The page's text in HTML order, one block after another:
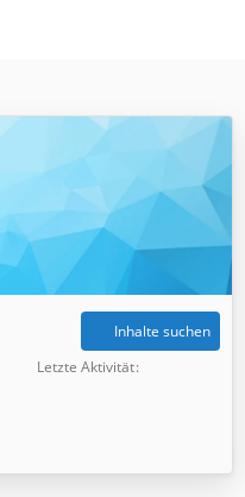
Inhalte suchen
Letzte Aktivität